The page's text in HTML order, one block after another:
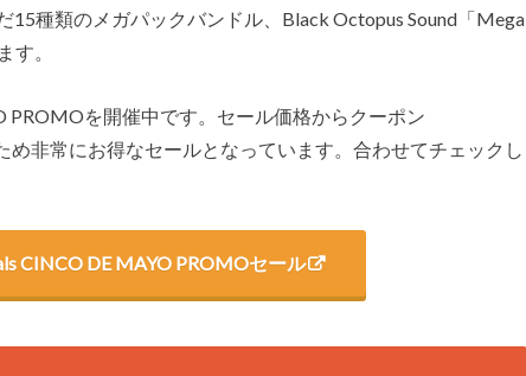
15種類のメガパックバンドル、Black Octopus Sound「Mega
す。
PROMOを開催中です。セール価格からクーポン
め非常にお得なセールとなっています。合わせてチェックし
CINCO DE MAYO PROMOセール